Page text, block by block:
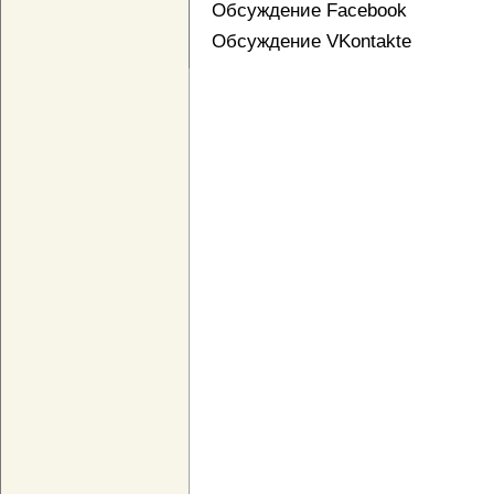
Обсуждение Facebook
Обсуждение VKontakte